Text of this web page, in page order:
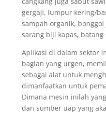
gergaji, lumpur kering/
sampah organik,
sarang biji kapas,
Aplikasi di dalam sektor
bagian yang urgen,
sebagai alat untuk
dimanfaatkan untuk
Dimana mesin inilah
dan sumber uap yang